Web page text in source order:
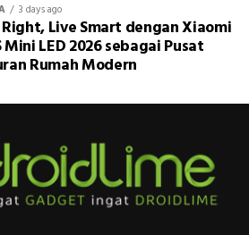
3 days ago
Live Smart dengan Xiaomi
Mini LED 2026 sebagai Pusat
Rumah Modern